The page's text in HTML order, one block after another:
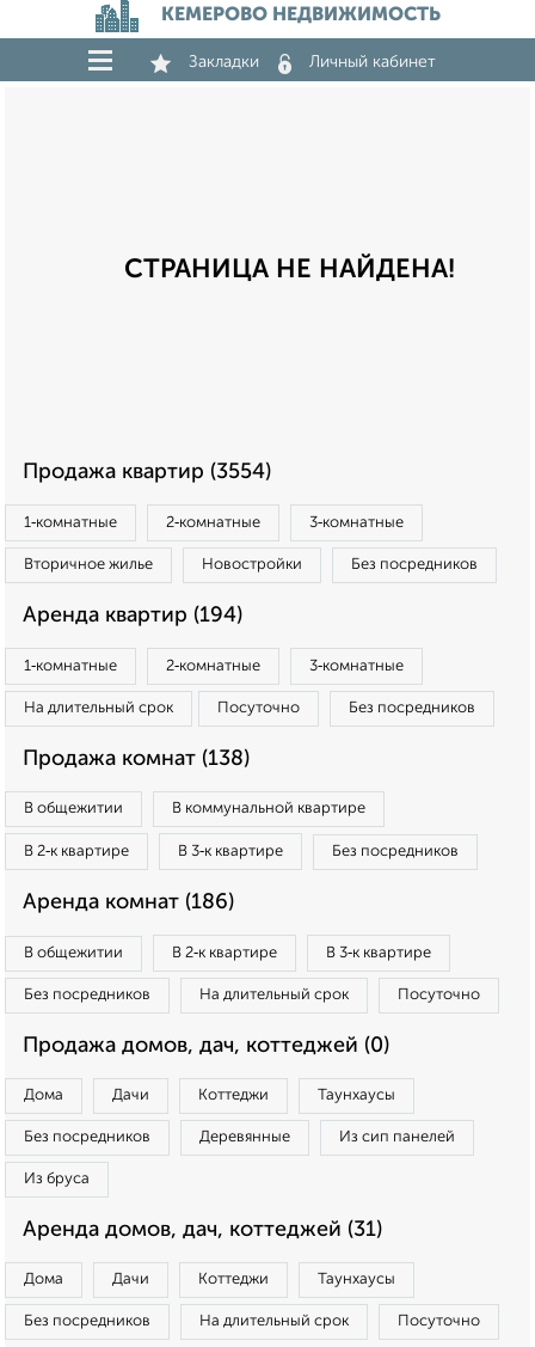
КЕМЕРОВО НЕДВИЖИМОСТЬ
Закладки Личный кабинет
СТРАНИЦА НЕ НАЙДЕНА!
Продажа квартир (3554)
1‑комнатные 2‑комнатные 3‑комнатные
Вторичное жилье Новостройки Без посредников
Аренда квартир (194)
1‑комнатные 2‑комнатные 3‑комнатные
На длительный срок Посуточно Без посредников
Продажа комнат (138)
В общежитии В коммунальной квартире
В 2‑к квартире В 3‑к квартире Без посредников
Аренда комнат (186)
В общежитии В 2‑к квартире В 3‑к квартире
Без посредников На длительный срок Посуточно
Продажа домов, дач, коттеджей (0)
Дома Дачи Коттеджи Таунхаусы
Без посредников Деревянные Из сип панелей
Из бруса
Аренда домов, дач, коттеджей (31)
Дома Дачи Коттеджи Таунхаусы
Без посредников На длительный срок Посуточно